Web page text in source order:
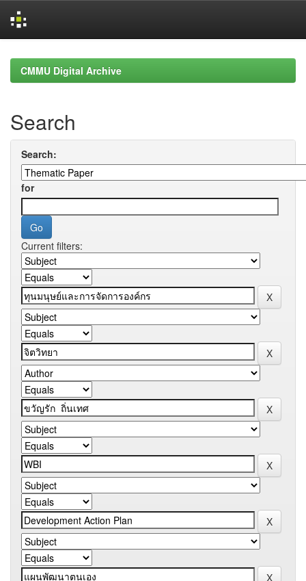
navigationCMMU Digital Archive
Search
Search:
for
Current filters: